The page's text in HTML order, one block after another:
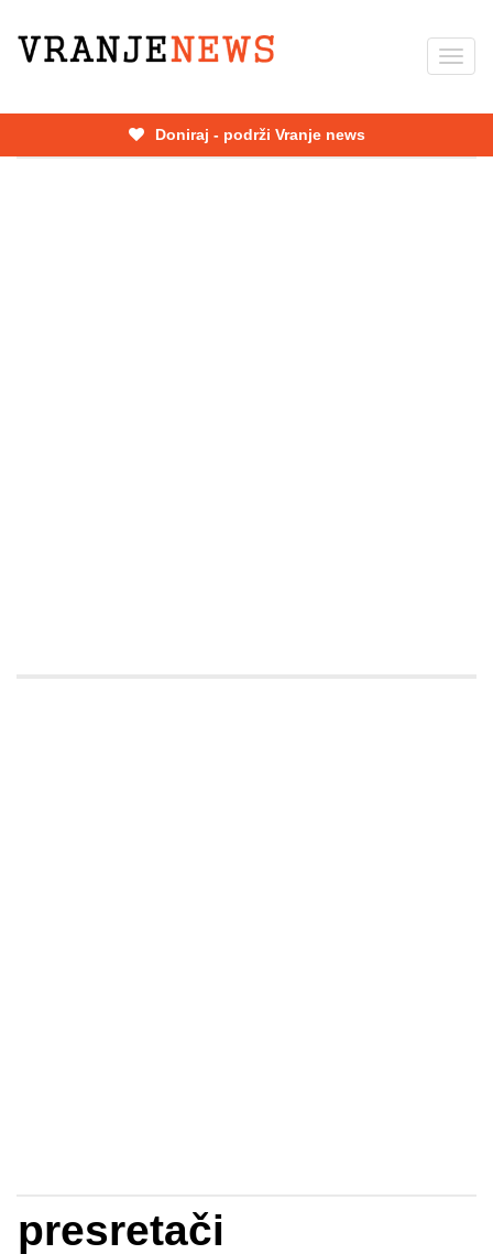
Skip
Doniraj - podrži Vranje news
presretači